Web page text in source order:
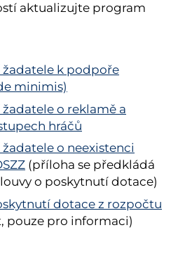
aktualizujte program
žadatele k podpoře
minimis)
o reklamě a
hráčů
o neexistenci
(příloha se předkládá
o poskytnutí dotace)
dotace z rozpočtu
pouze pro informaci)